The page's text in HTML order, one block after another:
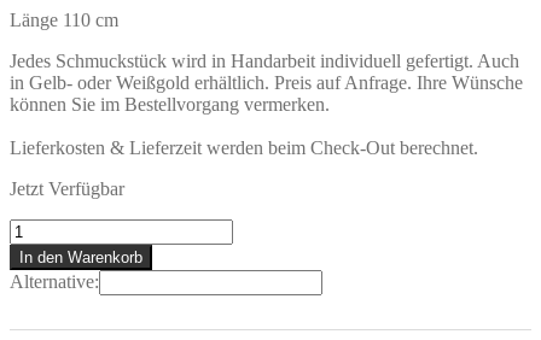
Länge 110 cm
Jedes Schmuckstück wird in Handarbeit individuell gefertigt. Auch
in Gelb- oder Weißgold erhältlich. Preis auf Anfrage. Ihre Wünsche
können Sie im Bestellvorgang vermerken.
Lieferkosten & Lieferzeit werden beim Check-Out berechnet.
Jetzt Verfügbar
BAQUIA
Kette
Menge
In den Warenkorb
Alternative: